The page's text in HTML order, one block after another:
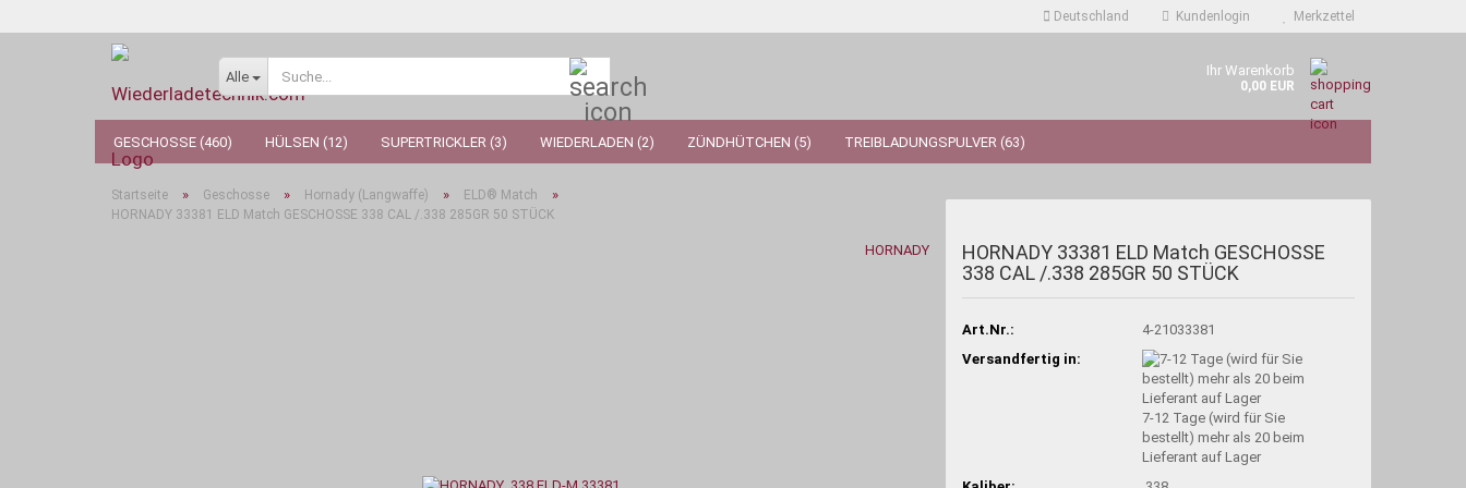
Deutschland Kundenlogin Merkzettel
Alle Ihr Warenkorb
0,00 EUR
GESCHOSSE (460) HÜLSEN (12) SUPERTRICKLER (3) WIEDERLADEN (2) ZÜNDHÜTCHEN (5) TREIBLADUNGSPULVER (63)
Startseite » Geschosse » Hornady (Langwaffe) » ELD® Match »
HORNADY 33381 ELD Match GESCHOSSE 338 CAL /.338 285GR 50 STÜCK
HORNADY
HORNADY 33381 ELD Match GESCHOSSE
338 CAL /.338 285GR 50 STÜCK
Art.Nr.:
4-21033381
Versandfertig in:
7-12 Tage (wird für Sie
bestellt) mehr als 20 beim
Lieferant auf Lager